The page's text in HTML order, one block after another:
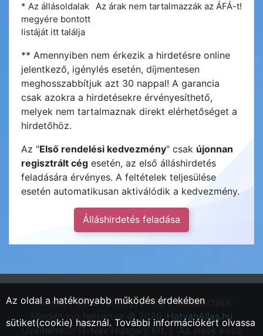
Az árak nem tartalmazzák az ÁFÁ-t!
* Az állásoldalak
megyére bontott
listáját itt találja
** Amennyiben nem érkezik a hirdetésre online
jelentkező, igénylés esetén, díjmentesen
meghosszabbítjuk azt 30 nappal! A garancia
csak azokra a hirdetésekre érvényesíthető,
melyek nem tartalmaznak direkt elérhetőséget a
hirdetőhöz.
Az "Első rendelési kedvezmény" csak újonnan
regisztrált cég esetén, az első álláshirdetés
feladására érvényes. A feltételek teljesülése
esetén automatikusan aktiválódik a kedvezmény.
Álláshirdetés feladása
"Hatvan, Heves vármegyei régió állásportálja"
Minden jog fentartva © 2026. HatvanAllas.hu
Üzemeltető: IT-Nav Hungary Kft. | "Az elsők közé
Az oldal a hatékonyabb működés érdekében
sütiket(cookie) használ. További információkért olvassa